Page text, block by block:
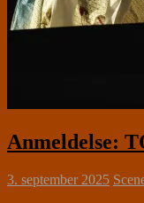
Anmeldelse:
3. september 2025